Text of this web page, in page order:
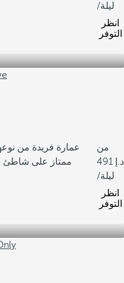
/ليلة
انظر
التوفر
عمارة فريدة من
ممتاز على شاطئ
من
491
/ليلة
انظر
التوفر